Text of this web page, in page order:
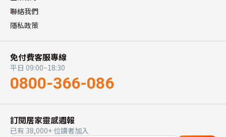
聯絡我們
隱私政策
免付費客服專線
平日 09:00~18:30
0800-366-086
訂閱居家靈感週報
已有 38,000+ 位讀者加入